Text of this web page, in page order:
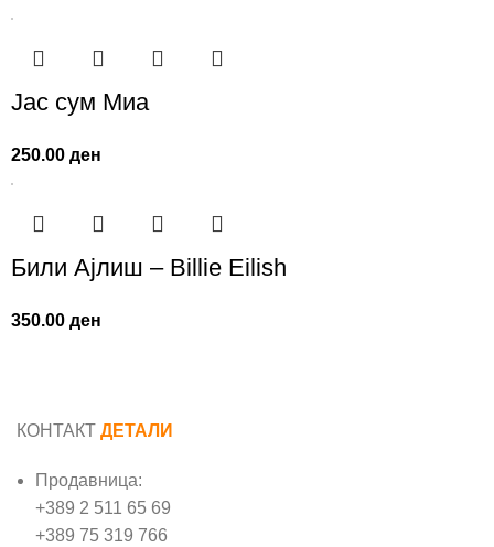
Јас сум Миа
250.00ден
Били Ајлиш – Billie Eilish
350.00ден
КОНТАКТ ДЕТАЛИ
Продавница:
+389 2 511 65 69
+389 75 319 766